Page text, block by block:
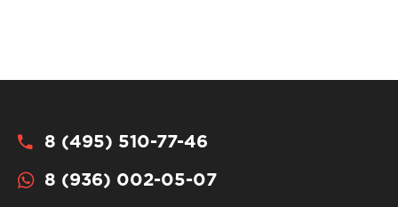
8 (495) 510-77-46
8 (936) 002-05-07